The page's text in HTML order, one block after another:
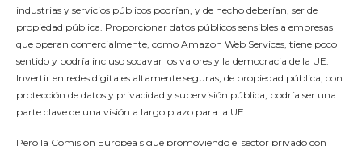
industrias y servicios públicos podrían, y de hecho deberían, ser de
propiedad pública. Proporcionar datos públicos sensibles a empresas
que operan comercialmente, como Amazon Web Services, tiene poco
sentido y podría incluso socavar los valores y la democracia de la UE.
Invertir en redes digitales altamente seguras, de propiedad pública, con
protección de datos y privacidad y supervisión pública, podría ser una
parte clave de una visión a largo plazo para la UE.
Pero la Comisión Europea sigue promoviendo el sector privado con